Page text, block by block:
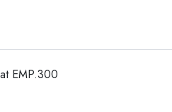
EMP.300